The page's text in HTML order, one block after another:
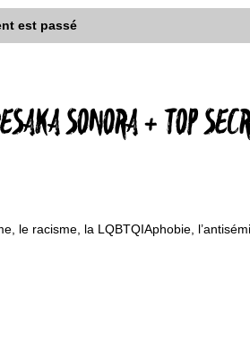
est passé
SONORA + TOP
racisme, la LQBTQIAphobie,